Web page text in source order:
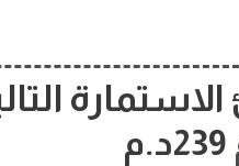
239د.م